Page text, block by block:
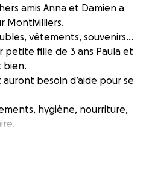
amis Anna et Damien a
Montivilliers.
vêtements, souvenirs…
petite fille de 3 ans Paula et
bien.
besoin d’aide pour se
hygiène, nourriture,
lits, électroménager,